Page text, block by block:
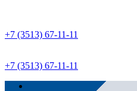
+7 (3513) 67-11-11
+7 (3513) 67-11-11